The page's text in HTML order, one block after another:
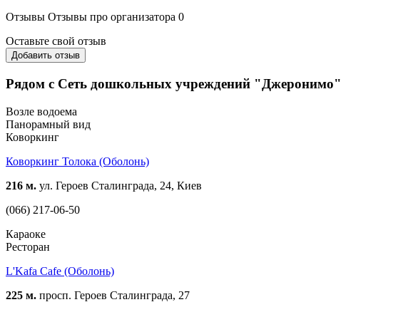
Отзывы Отзывы про организатора 0
Оставьте свой отзыв
Добавить отзыв
Рядом с Сеть дошкольных учреждений "Джеронимо"
Возле водоема
Панорамный вид
Коворкинг
Коворкинг Толока (Оболонь)
216 м. ул. Героев Сталинграда, 24, Киев
(066) 217-06-50
Караоке
Ресторан
L'Kafa Cafe (Оболонь)
225 м. просп. Героев Сталинграда, 27